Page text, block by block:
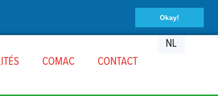
Okay!
COMAC CONTACT
NL